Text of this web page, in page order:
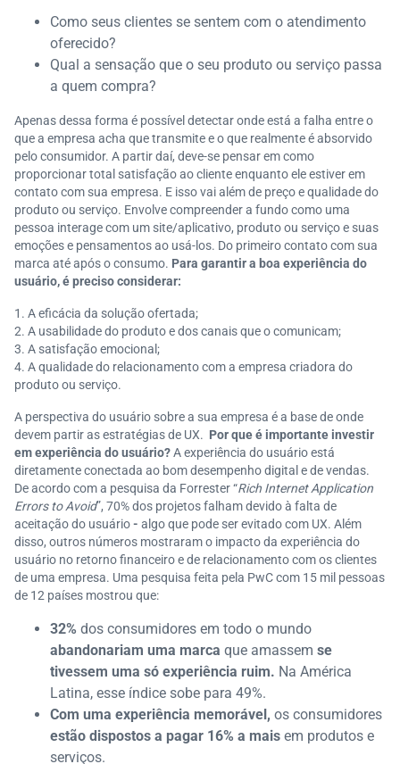
Como seus clientes se sentem com o atendimento
oferecido?
Qual a sensação que o seu produto ou serviço passa
a quem compra?
Apenas dessa forma é possível detectar onde está a falha entre o
que a empresa acha que transmite e o que realmente é absorvido
pelo consumidor. A partir daí, deve-se pensar em como
proporcionar total satisfação ao cliente enquanto ele estiver em
contato com sua empresa. E isso vai além de preço e qualidade do
produto ou serviço. Envolve compreender a fundo como uma
pessoa interage com um site/aplicativo, produto ou serviço e suas
emoções e pensamentos ao usá-los. Do primeiro contato com sua
marca até após o consumo. Para garantir a boa experiência do
usuário, é preciso considerar:
A eficácia da solução ofertada;
A usabilidade do produto e dos canais que o comunicam;
A satisfação emocional;
A qualidade do relacionamento com a empresa criadora do
produto ou serviço.
A perspectiva do usuário sobre a sua empresa é a base de onde
devem partir as estratégias de UX. Por que é importante investir
em experiência do usuário?A experiência do usuário está
diretamente conectada ao bom desempenho digital e de vendas.
De acordo com a pesquisa da Forrester “Rich Internet Application
Errors to Avoid”, 70% dos projetos falham devido à falta de
aceitação do usuário- algo que pode ser evitado com UX. Além
disso, outros números mostraram o impacto da experiência do
usuário no retorno financeiro e de relacionamento com os clientes
de uma empresa. Uma pesquisa feita pela PwC com 15 mil pessoas
de 12 países mostrou que:
32% dos consumidores em todo o mundo
abandonariam uma marca que amassem se
tivessem uma só experiência ruim. Na América
Latina, esse índice sobe para 49%.
Com uma experiência memorável, os consumidores
estão dispostos a pagar 16% a mais em produtos e
serviços.